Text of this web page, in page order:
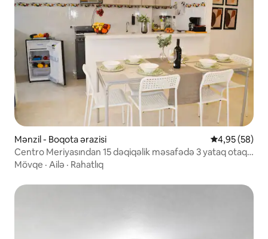
Mənzil - Boqota ərazisi Ortalama
4,95 (58)
Centro Meriyasından 15 dəqiqəlik məsafədə 3 yataq otaqlı
ailə mənzili
Mövqe · Ailə · Rahatlıq